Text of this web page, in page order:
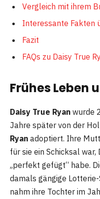
Vergleich mit ihrem
Interessante Fakten
Fazit
FAQs zu Daisy True
Frühes Leben
Daisy True Ryan wurde
Jahre später von der
Ryan adoptiert. Ihre
für sie ein Schicksal
„perfekt gefügt“ habe.
damals gängige Lotterie-
nahm ihre Tochter im